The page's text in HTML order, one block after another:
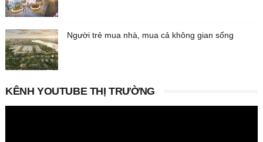
Người trẻ mua nhà, mua cả không gian sống
KÊNH YOUTUBE THỊ TRƯỜNG